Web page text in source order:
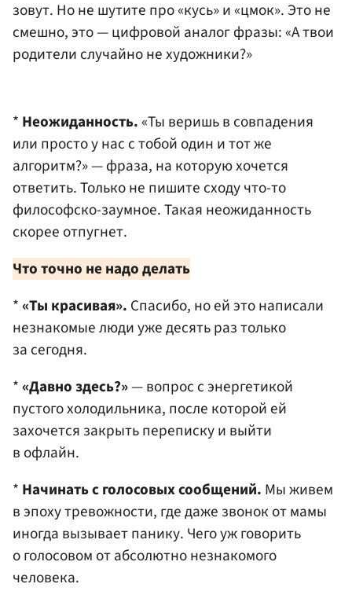
зовут. Но не шутите про «кусь» и «цмок». Это не
смешно, это — цифровой аналог фразы: «А твои
родители случайно не художники?»
* Неожиданность.«Ты веришь в совпадения
или просто у нас с тобой один и тот же
алгоритм?» — фраза, на которую хочется
ответить. Только не пишите сходу что-то
философско-заумное. Такая неожиданность
скорее отпугнет.
Что точно не надо делать
* «Ты красивая». Спасибо, но ей это написали
незнакомые люди уже десять раз только
за сегодня.
* «Давно здесь?»— вопрос с энергетикой
пустого холодильника, после которой ей
захочется закрыть переписку и выйти
в офлайн.
* Начинать с голосовых сообщений. Мы живем
в эпоху тревожности, где даже звонок от мамы
иногда вызывает панику. Чего уж говорить
о голосовом от абсолютно незнакомого
человека.